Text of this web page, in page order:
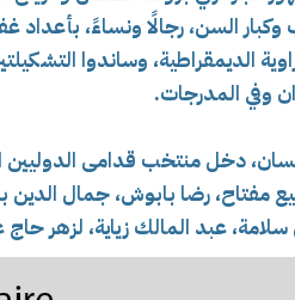
السن، رجالًا ونساءً، بأعداد
الديمقراطية، وساندوا
وفي المدرجات.
دخل منتخب قدامى الدوليين
مفتاح، رضا بابوش، جمال الدين
عبد المالك زياية، لزهر